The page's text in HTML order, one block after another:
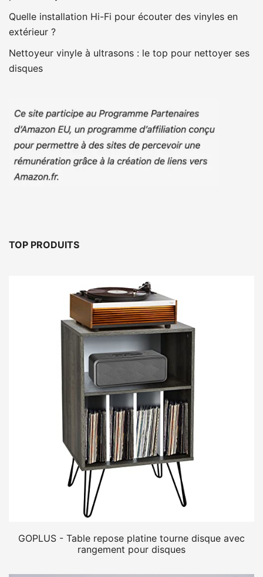
Quelle installation Hi-Fi pour écouter des vinyles en
extérieur ?
Nettoyeur vinyle à ultrasons : le top pour nettoyer ses
disques
TOP PRODUITS
GOPLUS - Table repose platine tourne disque avec
rangement pour disques